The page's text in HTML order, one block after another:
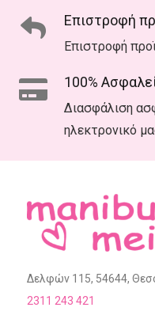
Επιστροφή
Επιστροφή
100%
Διασφάλιση
ηλεκτρονικό
Δελφών 115, 54644,
2311 243 421